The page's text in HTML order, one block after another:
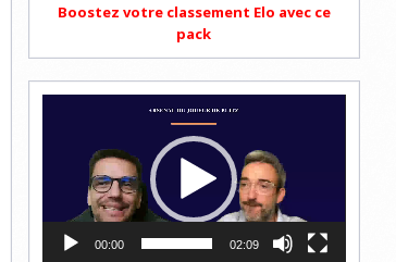
Boostez votre classement Elo avec ce
pack
00:00 02:09